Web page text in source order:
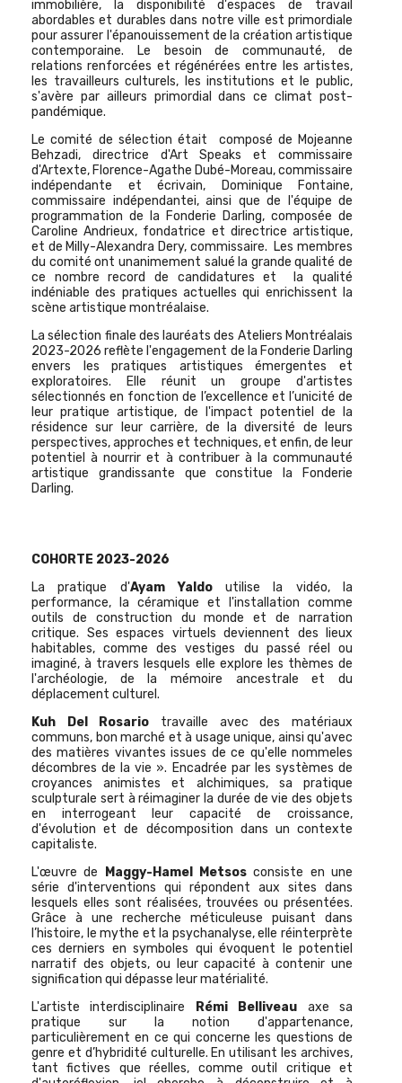
immobilière, la disponibilité d'espaces de travail
abordables et durables dans notre ville est primordiale
pour assurer l'épanouissement de la création artistique
contemporaine. Le besoin de communauté, de
relations renforcées et régénérées entre les artistes,
les travailleurs culturels, les institutions et le public,
s'avère par ailleurs primordial dans ce climat post-
pandémique.
Le comité de sélection était composé de Mojeanne
Behzadi, directrice d'Art Speaks et commissaire
d'Artexte, Florence-Agathe Dubé-Moreau, commissaire
indépendante et écrivain, Dominique Fontaine,
commissaire indépendantei, ainsi que de l'équipe de
programmation de la Fonderie Darling, composée de
Caroline Andrieux, fondatrice et directrice artistique,
et de Milly-Alexandra Dery, commissaire. Les membres
du comité ont unanimement salué la grande qualité de
ce nombre record de candidatures et la qualité
indéniable des pratiques actuelles qui enrichissent la
scène artistique montréalaise.
La sélection finale des lauréats des Ateliers Montréalais
2023-2026 reflète l'engagement de la Fonderie Darling
envers les pratiques artistiques émergentes et
exploratoires. Elle réunit un groupe d'artistes
sélectionnés en fonction de l’excellence et l’unicité de
leur pratique artistique, de l'impact potentiel de la
résidence sur leur carrière, de la diversité de leurs
perspectives, approches et techniques, et enfin, de leur
potentiel à nourrir et à contribuer à la communauté
artistique grandissante que constitue la Fonderie
Darling.
COHORTE 2023-2026
La pratique d'Ayam Yaldoutilise la vidéo, la
performance, la céramique et l'installation comme
outils de construction du monde et de narration
critique. Ses espaces virtuels deviennent des lieux
habitables, comme des vestiges du passé réel ou
imaginé, à travers lesquels elle explore les thèmes de
l'archéologie, de la mémoire ancestrale et du
déplacement culturel.
Kuh Del Rosario travaille avec des matériaux
communs, bon marché et à usage unique, ainsi qu'avec
des matières vivantes issues de ce qu'elle nommeles
décombres de la vie ». Encadrée par les systèmes de
croyances animistes et alchimiques, sa pratique
sculpturale sert à réimaginer la durée de vie des objets
en interrogeant leur capacité de croissance,
d'évolution et de décomposition dans un contexte
capitaliste.
L'œuvre de
Maggy-Hamel Metsos consiste en une
série d'interventions qui répondent aux sites dans
lesquels elles sont réalisées, trouvées ou présentées.
Grâce à une recherche méticuleuse puisant dans
l’histoire, le mythe et la psychanalyse, elle réinterprète
ces derniers en symboles qui évoquent le potentiel
narratif des objets, ou leur capacité à contenir une
signification qui dépasse leur matérialité.
L'artiste interdisciplinaire
Rémi Belliveau axe sa
pratique sur la notion d'appartenance,
particulièrement en ce qui concerne les questions de
genre et d’hybridité culturelle. En utilisant les archives,
tant fictives que réelles, comme outil critique et